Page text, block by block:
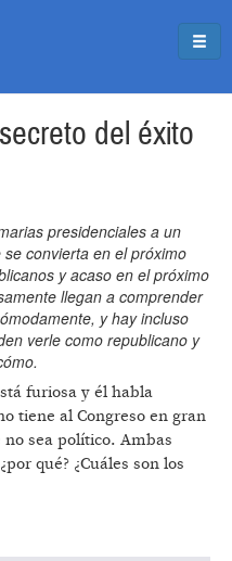
del éxito
presidenciales a un
convierta en el próximo
y acaso en el próximo
llegan a comprender
y hay incluso
verle como republicano y
furiosa y él habla
tiene al Congreso en gran
sea político. Ambas
qué? ¿Cuáles son los